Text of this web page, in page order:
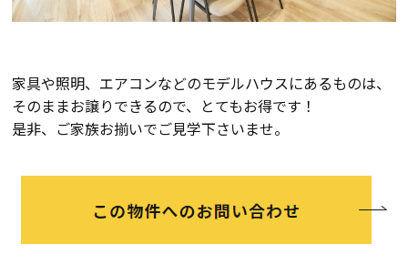
MENU
家具や照明、エアコンなどのモデルハウスにあるものは、
そのままお譲りできるので、とてもお得です！
是非、ご家族お揃いでご見学下さいませ。